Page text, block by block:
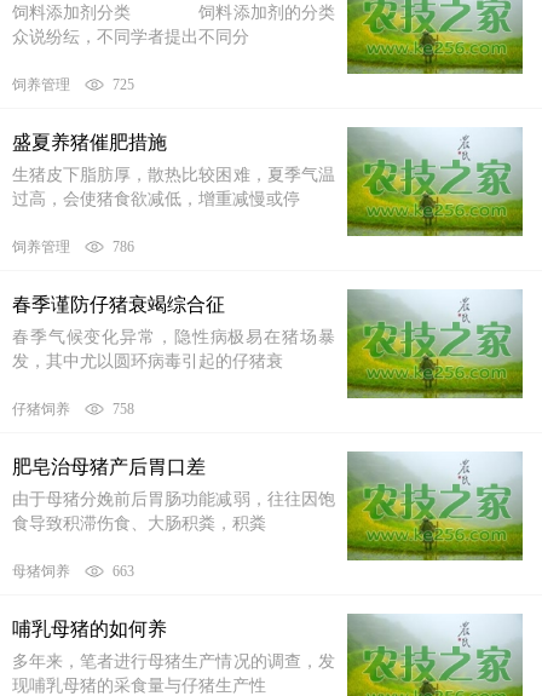
饲料添加剂分类 饲料添加剂的分类
众说纷纭，不同学者提出不同分
饲养管理 725
盛夏养猪催肥措施
生猪皮下脂肪厚，散热比较困难，夏季气温
过高，会使猪食欲减低，增重减慢或停
饲养管理 786
春季谨防仔猪衰竭综合征
春季气候变化异常，隐性病极易在猪场暴
发，其中尤以圆环病毒引起的仔猪衰
仔猪饲养 758
肥皂治母猪产后胃口差
由于母猪分娩前后胃肠功能减弱，往往因饱
食导致积滞伤食、大肠积粪，积粪
母猪饲养 663
哺乳母猪的如何养
多年来，笔者进行母猪生产情况的调查，发
现哺乳母猪的采食量与仔猪生产性